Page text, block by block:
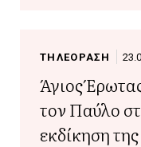
ΤΗΛΕΟΡΑΣΗ
Άγιος
τον Παύλο
εκδίκηση